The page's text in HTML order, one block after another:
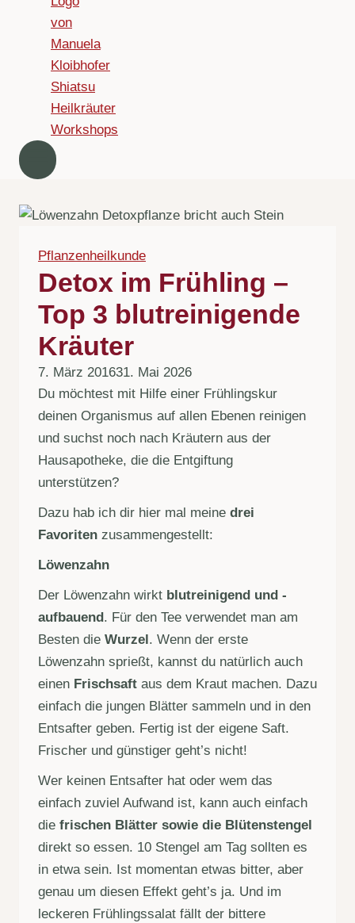
Pflanzenheilkunde
Detox im Frühling –
Top 3 blutreinigende
Kräuter
7. März 201631. Mai 2026
Du möchtest mit Hilfe einer Frühlingskur
deinen Organismus auf allen Ebenen reinigen
und suchst noch nach Kräutern aus der
Hausapotheke, die die Entgiftung
unterstützen?
Dazu hab ich dir hier mal meine drei
Favoriten zusammengestellt:
Löwenzahn
Der Löwenzahn wirkt blutreinigend und -
aufbauend . Für den Tee verwendet man am
Besten die Wurzel . Wenn der erste
Löwenzahn sprießt, kannst du natürlich auch
einen Frischsaft aus dem Kraut machen. Dazu
einfach die jungen Blätter sammeln und in den
Entsafter geben. Fertig ist der eigene Saft.
Frischer und günstiger geht’s nicht!
Wer keinen Entsafter hat oder wem das
einfach zuviel Aufwand ist, kann auch einfach
die frischen Blätter sowie die Blütenstengel
direkt so essen. 10 Stengel am Tag sollten es
in etwa sein. Ist momentan etwas bitter, aber
genau um diesen Effekt geht’s ja. Und im
leckeren Frühlingssalat fällt der bittere